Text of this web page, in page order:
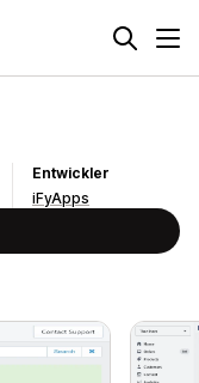
Entwickler
iFyApps